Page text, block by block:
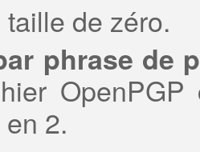
de zéro.
phrase de
2.